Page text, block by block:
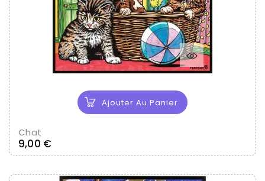
Ajouter Au Panier
Chat
9,00 €Prix